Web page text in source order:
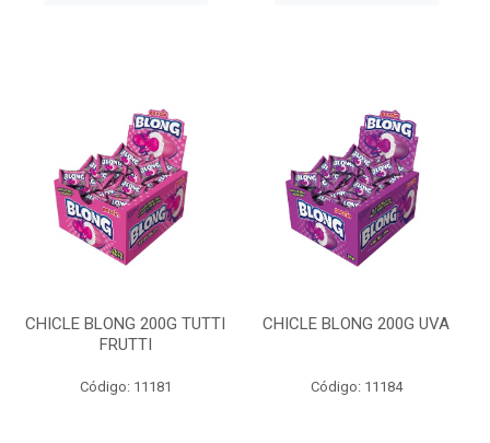
CHICLE BLONG 200G TUTTI
FRUTTI
Código: 11181
CHICLE BLONG 200G UVA
Código: 11184